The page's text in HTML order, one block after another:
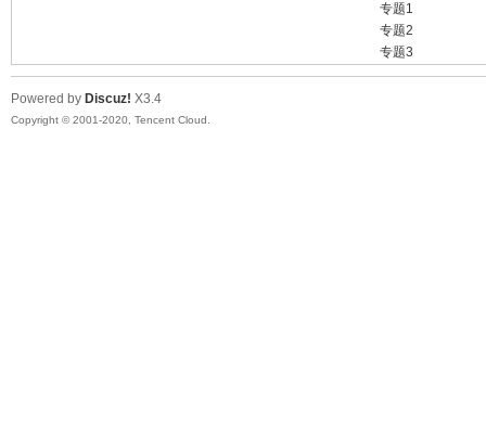
专题1
专题2
专题3
Powered by Discuz! X3.4
Copyright © 2001-2020, Tencent Cloud.